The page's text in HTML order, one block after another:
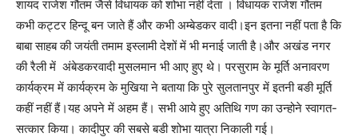
शायद राजेश गौतम जैसे विधायक को शोभा नहीं देता । विधायक राजेश गौतम
कभी कट्टर हिन्दू बन जाते हैं और कभी अम्बेडकर वादी।इन इतना नहीं पता है कि
बाबा साहब की जयंती तमाम इस्लामी देशों में भी मनाई जाती है।और अखंड नगर
की रैली में अंबेडकरवादी मुसलमान भी आए हुए थे। परसुराम के मूर्ति अनावरण
कार्यक्रम में कार्यक्रम के मुखिया ने बताया कि पुरे सुलतानपुर में इतनी बङी मूर्ति
कहीं नहीं हैं।यह अपने में अहम हैं। सभी आये हुए अतिथि गण का उन्होने स्वागत-
सत्कार किया। कादीपुर की सबसे बडी शोभा यात्रा निकाली गई।